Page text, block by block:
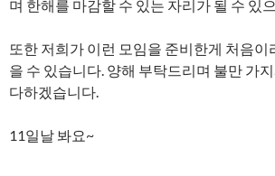
며 한해를 마감할 수 있는 자리가 될 수 있
또한 저희가 이런 모임을 준비한게 처음이
을 수 있습니다. 양해 부탁드리며 불만 가
다하겠습니다.
11일날 봐요~